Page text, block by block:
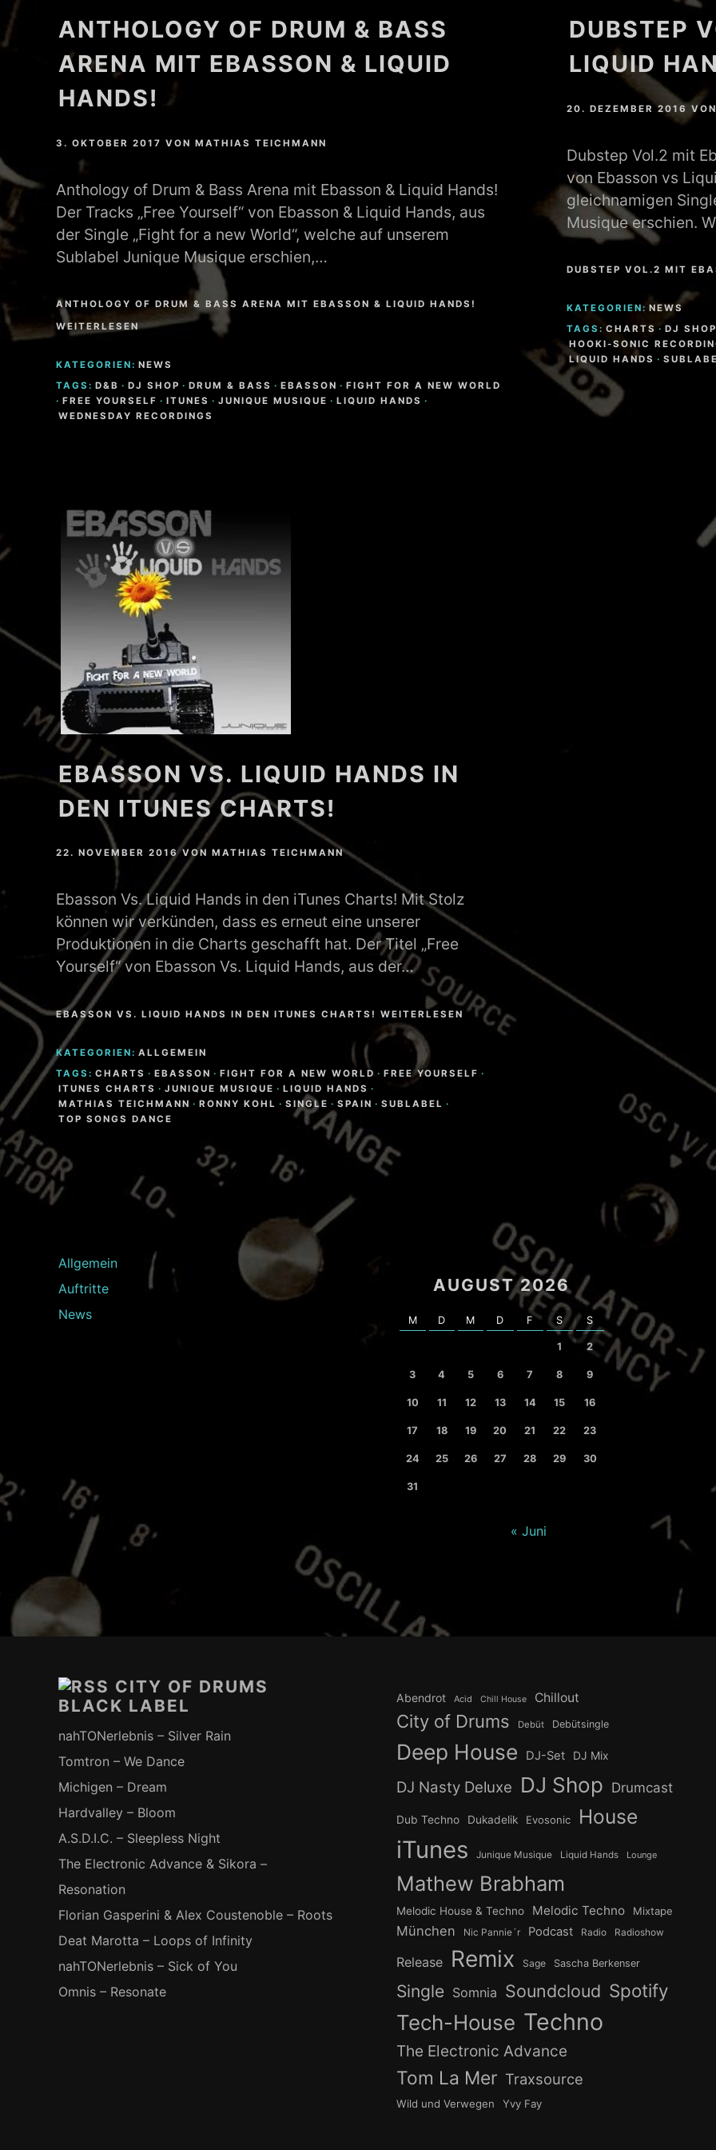
MATHEW BRABHAM
DREA PERLON
TOM LA MER
ANTHOLOGY OF DRUM & BASS
ARENA MIT EBASSON & LIQUID
HANDS!
3. OKTOBER 2017 VONMATHIAS TEICHMANN
Anthology of Drum & Bass Arena mit Ebasson & Liquid Hands!
Der Tracks „Free Yourself“ von Ebasson & Liquid Hands, aus
der Single „Fight for a new World“, welche auf unserem
Sublabel Junique Musique erschien,…
ANTHOLOGY OF DRUM & BASS ARENA MIT EBASSON & LIQUID HANDS!
WEITERLESEN
KATEGORIEN: NEWS
TAGS: D&B · DJ SHOP · DRUM & BASS · EBASSON · FIGHT FOR A NEW WORLD
· FREE YOURSELF · ITUNES · JUNIQUE MUSIQUE · LIQUID HANDS ·
WEDNESDAY RECORDINGS
DUBSTEP
LIQUID
20. DEZEMBER 2016
Dubstep Vol.2 mit
von Ebasson vs
gleichnamigen
Musique erschien.
DUBSTEP VOL.2 MIT
KATEGORIEN: NEWS
TAGS: CHARTS · DJ SHOP
HOOKI-SONIC
LIQUID HANDS ·
EBASSON VS. LIQUID HANDS IN
DEN ITUNES CHARTS!
22. NOVEMBER 2016VONMATHIAS TEICHMANN
Ebasson Vs. Liquid Hands in den iTunes Charts! Mit Stolz
können wir verkünden, dass es erneut eine unserer
Produktionen in die Charts geschafft hat. Der Titel „Free
Yourself“ von Ebasson Vs. Liquid Hands, aus der…
EBASSON VS. LIQUID HANDS IN DEN ITUNES CHARTS! WEITERLESEN
KATEGORIEN: ALLGEMEIN
TAGS: CHARTS · EBASSON · FIGHT FOR A NEW WORLD · FREE YOURSELF ·
ITUNES CHARTS · JUNIQUE MUSIQUE · LIQUID HANDS ·
MATHIAS TEICHMANN · RONNY KOHL · SINGLE · SPAIN · SUBLABEL ·
TOP SONGS DANCE
Allgemein
Auftritte
News
AUGUST 2026
M D M D F S S
1 2
3 4 5 6 7 8 9
10 11 12 13 14 15 16
17 18 19 20 21 22 23
24 25 26 27 28 29 30
31
« Juni
CITY OF DRUMS
BLACK LABEL
nahTONerlebnis – Silver Rain
Tomtron – We Dance
Michigen – Dream
Hardvalley – Bloom
A.S.D.I.C. – Sleepless Night
The Electronic Advance & Sikora –
Resonation
Florian Gasperini & Alex Coustenoble – Roots
Deat Marotta – Loops of Infinity
nahTONerlebnis – Sick of You
Omnis – Resonate
Abendrot Acid Chill House Chillout
City of Drums Debüt Debütsingle
Deep House DJ-Set DJ Mix
DJ Nasty Deluxe DJ Shop Drumcast
Dub Techno Dukadelik Evosonic House
iTunes Junique Musique Liquid Hands Lounge
Mathew Brabham
Melodic House & Techno Melodic Techno Mixtape
München Nic Pannie´r Podcast Radio Radioshow
Release Remix Sage Sascha Berkenser
Single Somnia Soundcloud Spotify
Tech-House Techno
The Electronic Advance
Tom La Mer Traxsource
Wild und Verwegen Yvy Fay